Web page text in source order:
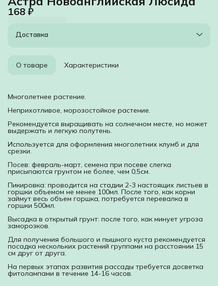
168 ₽
Доставка
О товаре Характеристики
Многолетнее растение.
Неприхотливое, морозостойкое растение.
Рекомендуется выращивать на солнечном месте, но может
выдержать и легкую полутень.
Используется для оформления многолетних клумб и для
срезки.
Посев: февраль-март, семена при посеве слегка
присыпаются грунтом не более, чем 0,5см.
Пикировка: проводится на стадии 2-3 настоящих листьев в
горшки объемом не менее 100мл. После того, как корни
займут весь объем горшка, потребуется перевалка в
горшки 500мл.
Высадка в открытый грунт: после того, как минует угроза
заморозков.
Для получения большого и пышного куста рекомендуется
посадка нескольких растений группами на расстоянии 15
см друг от друга.
На первых этапах развития рассады требуется досветка
фитолампами в течение 14-16 часов.